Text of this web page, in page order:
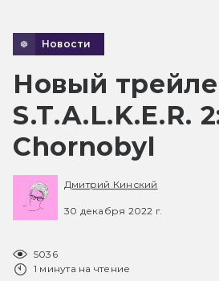
Новости
Новый
S.T.A.L.K.E.R.
Chornobyl
Дмитрий Кинский
30 декабря 2022 г.
5036
1 минута на чтение